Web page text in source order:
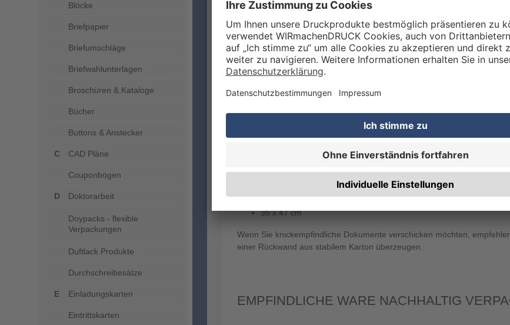
Blöcke
Briefpapier
Briefumschläge
Briefwahlunterlagen
Broschüren & Kataloge
Bücher
Buttons & Anstecker
CAD Pläne
Couponbögen
Doktorarbeit
Doypacks - flexible
Verpackungen
Duftlack Produkte
Durchschreibesätze
Einladungskarten
Eintrittskarten
UMWELTFREUNDLICHER VERSAND
Entdecken Sie unsere nachhaltigenPapierpolstertaschenund statten
Sie Ihren Onlineshop oder Versandhandel mit gepolsterten sowie
umweltfreundlichenVersandtaschenaus. Die unbedruckten
Papierpolstertaschen eignen sich besonders für den Versand
empfindlicher beziehungsweise kleiner Produkte. Ob Warenproben,
Papierpolsterumschlag kommt Ihre Ware geschützt an.
Selbstverständlich bieten wir die weißen Papierpolstertaschen in
mehreren Größen an. Finden Sie das für sich optimale Format:
35 x 47 cm
Wenn Sie knickempfindliche Dokumente verschicken möchten,
einer Rückwand aus stabilem Karton überzeugen.
EMPFINDLICHE WARE NACHHALTIG